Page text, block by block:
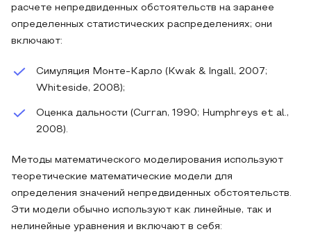
расчете непредвиденных обстоятельств на заранее
определенных статистических распределениях; они
включают:
Симуляция Монте-Карло (Kwak & Ingall, 2007;
Whiteside, 2008);
Оценка дальности (Curran, 1990; Humphreys et al.,
2008).
Методы математического моделирования используют
теоретические математические модели для
определения значений непредвиденных обстоятельств.
Эти модели обычно используют как линейные, так и
нелинейные уравнения и включают в себя: